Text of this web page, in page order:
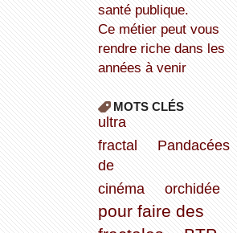
santé publique.
Ce métier peut vous
rendre riche dans les
années à venir
MOTS CLÉS
ultra
fractal
Pandacées
de
cinéma
orchidée
pour faire des